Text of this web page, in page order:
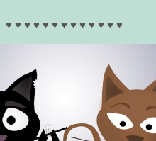
♥ ♥ ♥ ♥ ♥ ♥ ♥ ♥ ♥ ♥ ♥ ♥ ♥